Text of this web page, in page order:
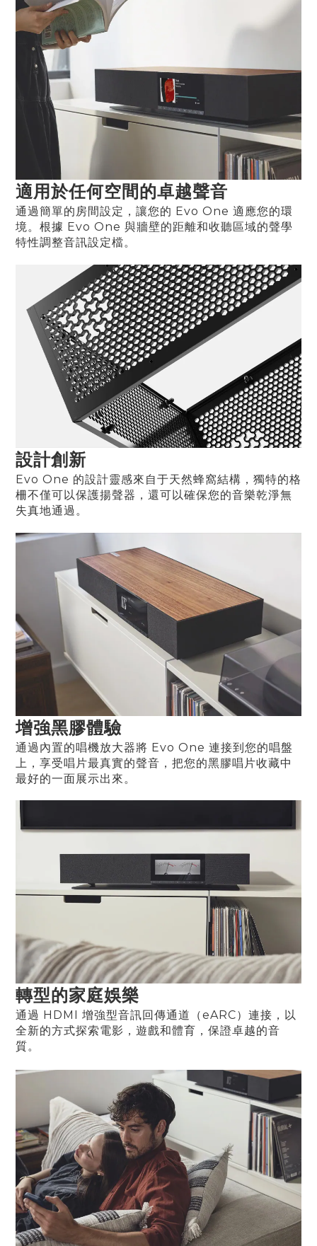
適用於任何空間的卓越聲音
通過簡單的房間設定，讓您的 Evo One 適應您的環
境。根據 Evo One 與牆壁的距離和收聽區域的聲學
特性調整音訊設定檔。
設計創新
Evo One 的設計靈感來自于天然蜂窩結構，獨特的格
柵不僅可以保護揚聲器，還可以確保您的音樂乾淨無
失真地通過 。
增強黑膠體驗
通過內置的唱機放大器將 Evo One 連接到您的唱盤
上，享受唱片最真實的聲音，把您的黑膠唱片收藏中
最好的一面展示出來。
轉型的家庭娛樂
通過 HDMI 增強型音訊回傳通道（eARC）連接，以
全新的方式探索電影，遊戲和體育，保證卓越的音
質。